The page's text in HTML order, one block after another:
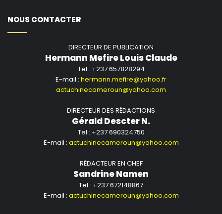
NOUS CONTACTER
DIRECTEUR DE PUBLICATION
Hermann Mefire Louis Claude
Tel : +237 657828294
E-mail : hermann.mefire@yahoo.fr
actuchinecameroun@yahoo.com
DIRECTEUR DES RÉDACTIONS
Gérald Descter N.
Tel : +237 690324750
E-mail : actuchinecameroun@yahoo.com
RÉDACTEUR EN CHEF
Sandrine Namen
Tel : +237 672148867
E-mail : actuchinecameroun@yahoo.com